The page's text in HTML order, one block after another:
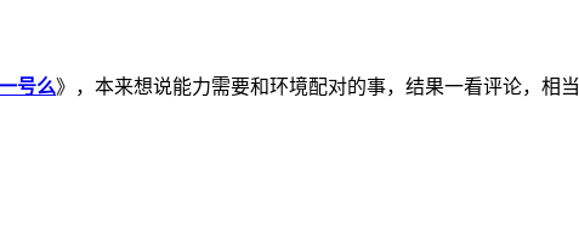
号么》，本来想说能力需要和环境配对的事，结果一看评论，相